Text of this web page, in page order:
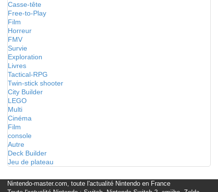
Casse-tête
Free-to-Play
Film
Horreur
FMV
Survie
Exploration
Livres
Tactical-RPG
Twin-stick shooter
City Builder
LEGO
Multi
Cinéma
Film
console
Autre
Deck Builder
Jeu de plateau
Nintendo-master.com, toute l'actualité Nintendo en France